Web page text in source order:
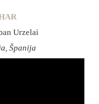
Urzelai
Španija